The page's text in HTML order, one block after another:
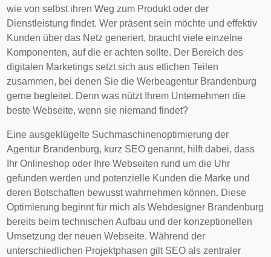
wie von selbst ihren Weg zum Produkt oder der
Dienstleistung findet. Wer präsent sein möchte und effektiv
Kunden über das Netz generiert, braucht viele einzelne
Komponenten, auf die er achten sollte. Der Bereich des
digitalen Marketings setzt sich aus etlichen Teilen
zusammen, bei denen Sie die Werbeagentur Brandenburg
gerne begleitet. Denn was nützt Ihrem Unternehmen die
beste Webseite, wenn sie niemand findet?
Eine ausgeklügelte Suchmaschinenoptimierung der
Agentur Brandenburg, kurz SEO genannt, hilft dabei, dass
Ihr Onlineshop oder Ihre Webseiten rund um die Uhr
gefunden werden und potenzielle Kunden die Marke und
deren Botschaften bewusst wahrnehmen können. Diese
Optimierung beginnt für mich als Webdesigner Brandenburg
bereits beim technischen Aufbau und der konzeptionellen
Umsetzung der neuen Webseite. Während der
unterschiedlichen Projektphasen gilt SEO als zentraler